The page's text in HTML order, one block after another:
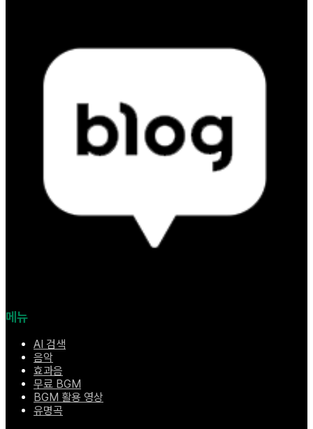
메뉴
AI 검색
음악
효과음
무료 BGM
BGM 활용 영상
유명곡